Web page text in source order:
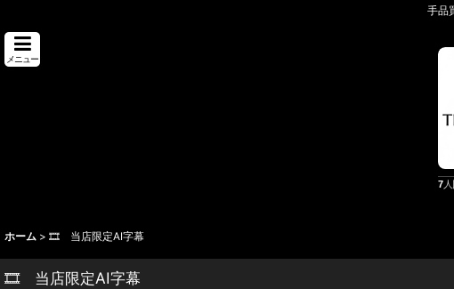
手品
メニュー
7人
ホーム > 🎞️ 当店限定AI字幕
🎞️ 当店限定AI字幕